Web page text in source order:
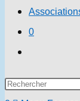
0
search